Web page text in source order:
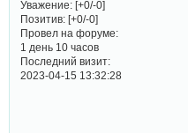
Уважение: [+0/-0]
Позитив: [+0/-0]
Провел на форуме:
1 день 10 часов
Последний визит:
2023-04-15 13:32:28